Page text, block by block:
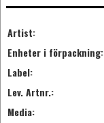
Artist:
Enheter i förpackning:
Label:
Lev. Artnr.:
Media: